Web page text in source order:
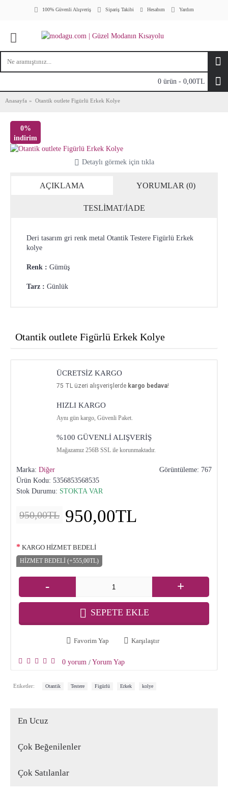
100% Güvenli Alışveriş Sipariş Takibi Hesabım Yardım
0 ürün - 0,00TL
Anasayfa Otantik outlete Figürlü Erkek Kolye
0%
indirim
Detaylı görmek için tıkla
AÇIKLAMA YORUMLAR (0)
TESLİMAT/İADE
Deri tasarım gri renk metal Otantik Testere Figürlü Erkek
kolye
Renk : Gümüş
Tarz : Günlük
Otantik outlete Figürlü Erkek Kolye
ÜCRETSİZ KARGO
75 TL üzeri alışverişlerde kargo bedava!
HIZLI KARGO
Aynı gün kargo, Güvenli Paket.
%100 GÜVENLİ ALIŞVERİŞ
Mağazamız 256B SSL ile korunmaktadır.
Görüntüleme: 767
Marka: Diğer
Ürün Kodu: 5356853568535
Stok Durumu: STOKTA VAR
950,00TL 950,00TL
KARGO HİZMET BEDELİ
HİZMET BEDELİ (+555,00TL)
- +
SEPETE EKLE
Favorim Yap Karşılaştır
0 yorum / Yorum Yap
Etiketler: Otantik Testere Figürlü Erkek kolye
En Ucuz
Çok Beğenilenler
Çok Satılanlar